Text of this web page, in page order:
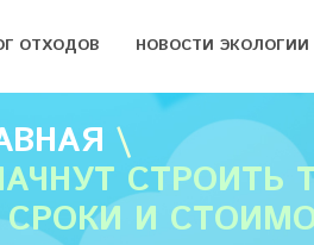
ОТХОДОВ НОВОСТИ ЭКОЛОГИИ
\
СТРОИТЬ
И